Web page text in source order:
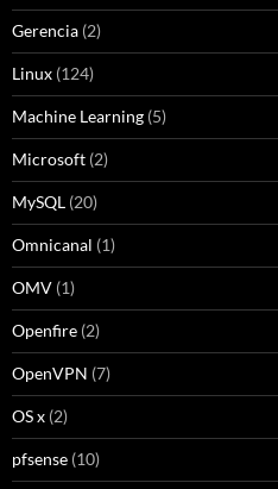
Gerencia (2)
Linux (124)
Machine Learning (5)
Microsoft (2)
MySQL (20)
Omnicanal (1)
OMV (1)
Openfire (2)
OpenVPN (7)
OS x (2)
pfsense (10)